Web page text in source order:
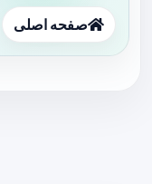
صفحه اصلی